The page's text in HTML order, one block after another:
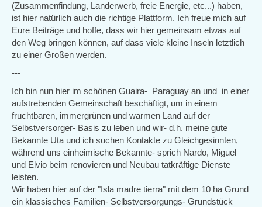
(Zusammenfindung, Landerwerb, freie Energie, etc...) haben,
ist hier natürlich auch die richtige Plattform. Ich freue mich auf
Eure Beiträge und hoffe, dass wir hier gemeinsam etwas auf
den Weg bringen können, auf dass viele kleine Inseln letztlich
zu einer Großen werden.
---
Ich bin nun hier im schönen Guaira- Paraguay an und in einer
aufstrebenden Gemeinschaft beschäftigt, um in einem
fruchtbaren, immergrünen und warmen Land auf der
Selbstversorger- Basis zu leben und wir- d.h. meine gute
Bekannte Uta und ich suchen Kontakte zu Gleichgesinnten,
während uns einheimische Bekannte- sprich Nardo, Miguel
und Elvio beim renovieren und Neubau tatkräftige Dienste
leisten.
Wir haben hier auf der "Isla madre tierra" mit dem 10 ha Grund
ein klassisches Familien- Selbstversorgungs- Grundstück